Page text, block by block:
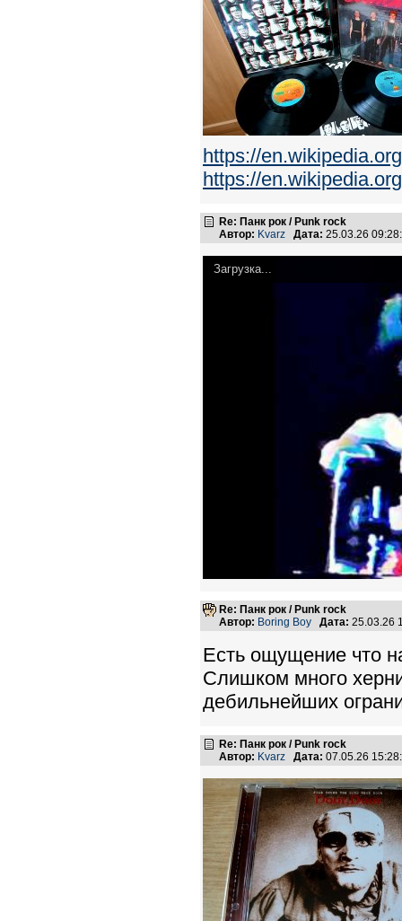
https://
https://
Re: Панк рок / Punk rock
Автор: Kvarz Дата: 25.03.26
Загрузка...
Re: Панк рок / Punk rock
Автор: Boring Boy Дата: 25.03.26
Есть ощущение что
Слишком много
дебильнейших
Re: Панк рок / Punk rock
Автор: Kvarz Дата: 07.05.26